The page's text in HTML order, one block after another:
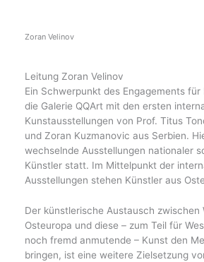
Zoran Velinov
Leitung Zoran Velinov
Ein Schwerpunkt des Engagements
die Galerie QQArt mit den ersten
Kunstausstellungen von Prof. Titus
und Zoran Kuzmanovic aus Serbien.
wechselnde Ausstellungen nationaler
Künstler statt. Im Mittelpunkt der
Ausstellungen stehen Künstler aus
Der künstlerische Austausch zwischen
Osteuropa und diese – zum Teil für
noch fremd anmutende – Kunst den
bringen, ist eine weitere Zielsetzung